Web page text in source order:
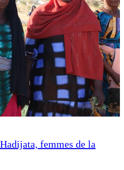
femmes de la